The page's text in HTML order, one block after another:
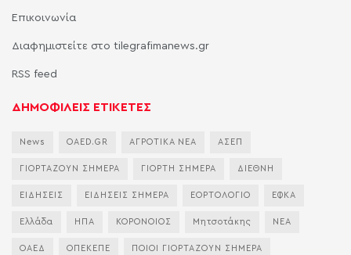
Επικοινωνία
Διαφημιστείτε στο tilegrafimanews.gr
RSS feed
ΔΗΜΟΦΙΛΕΙΣ ΕΤΙΚΕΤΕΣ
News OAED.GR ΑΓΡΟΤΙΚΑ ΝΕΑ ΑΣΕΠ
ΓΙΟΡΤΑΖΟΥΝ ΣΗΜΕΡΑ ΓΙΟΡΤΗ ΣΗΜΕΡΑ ΔΙΕΘΝΗ
ΕΙΔΗΣΕΙΣ ΕΙΔΗΣΕΙΣ ΣΗΜΕΡΑ ΕΟΡΤΟΛΟΓΙΟ ΕΦΚΑ
Ελλάδα ΗΠΑ ΚΟΡΟΝΟΙΟΣ Μητσοτάκης ΝΕΑ
ΟΑΕΔ ΟΠΕΚΕΠΕ ΠΟΙΟΙ ΓΙΟΡΤΑΖΟΥΝ ΣΗΜΕΡΑ